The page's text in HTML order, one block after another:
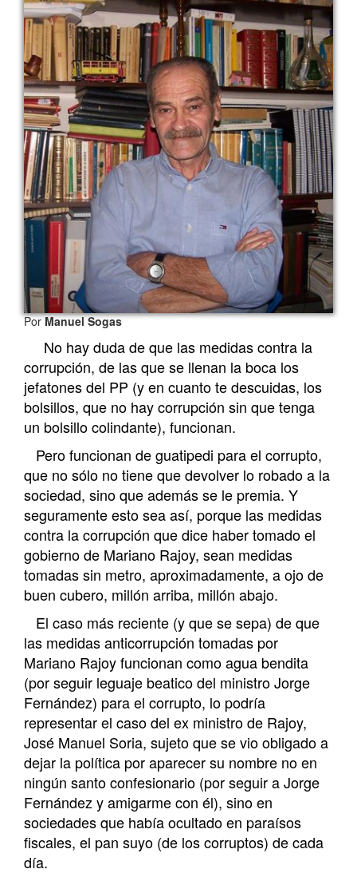
PorManuel Sogas
No hay duda de que las medidas contra la
corrupción, de las que se llenan la boca los
jefatones del PP (y en cuanto te descuidas, los
bolsillos, que no hay corrupción sin que tenga
un bolsillo colindante), funcionan.
Pero funcionan de guatipedi para el corrupto,
que no sólo no tiene que devolver lo robado a la
sociedad, sino que además se le premia. Y
seguramente esto sea así, porque las medidas
contra la corrupción que dice haber tomado el
gobierno de Mariano Rajoy, sean medidas
tomadas sin metro, aproximadamente, a ojo de
buen cubero, millón arriba, millón abajo.
El caso más reciente (y que se sepa) de que
las medidas anticorrupción tomadas por
Mariano Rajoy funcionan como agua bendita
(por seguir leguaje beatico del ministro Jorge
Fernández) para el corrupto, lo podría
representar el caso del ex ministro de Rajoy,
José Manuel Soria, sujeto que se vio obligado a
dejar la política por aparecer su nombre no en
ningún santo confesionario (por seguir a Jorge
Fernández y amigarme con él), sino en
sociedades que había ocultado en paraísos
fiscales, el pan suyo (de los corruptos) de cada
día.